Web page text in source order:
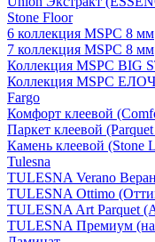
Stone Floor
6 коллекция MSPC 8 мм
7 коллекция MSPC 8 мм
Коллекция MSPC BIG
Коллекция MSPC
Fargo
Комфорт клеевой
Паркет клеевой
Камень клеевой (Stone
Tulesna
TULESNA Verano
TULESNA Ottimo
TULESNA Art Parquet
TULESNA Премиум